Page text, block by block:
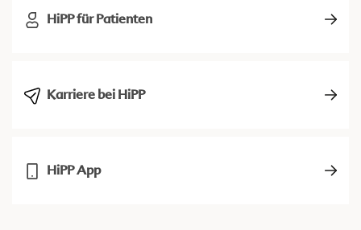
HiPP für Patienten
Karriere bei HiPP
HiPP App